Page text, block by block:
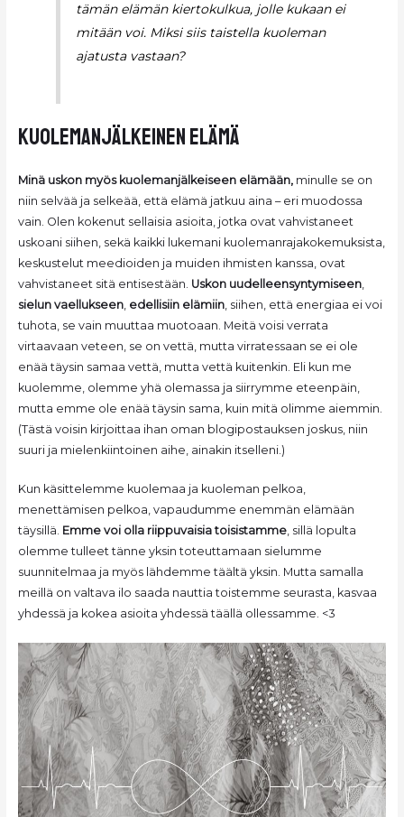
tämän elämän kiertokulkua, jolle kukaan ei
mitään voi. Miksi siis taistella kuoleman
ajatusta vastaan?
kuolemanjälkeinen elämä
Minä uskon myös kuolemanjälkeiseen elämään,minulle se on
niin selvää ja selkeää, että elämä jatkuu aina – eri muodossa
vain. Olen kokenut sellaisia asioita, jotka ovat vahvistaneet
uskoani siihen, sekä kaikki lukemani kuolemanrajakokemuksista,
keskustelut meedioiden ja muiden ihmisten kanssa, ovat
vahvistaneet sitä entisestään. Uskon uudelleensyntymiseen,
sielun vaellukseen, edellisiin elämiin, siihen, että energiaa ei voi
tuhota, se vain muuttaa muotoaan. Meitä voisi verrata
virtaavaan veteen, se on vettä, mutta virratessaan se ei ole
enää täysin samaa vettä, mutta vettä kuitenkin. Eli kun me
kuolemme, olemme yhä olemassa ja siirrymme eteenpäin,
mutta emme ole enää täysin sama, kuin mitä olimme aiemmin.
(Tästä voisin kirjoittaa ihan oman blogipostauksen joskus, niin
suuri ja mielenkiintoinen aihe, ainakin itselleni.)
Kun käsittelemme kuolemaa ja kuoleman pelkoa,
menettämisen pelkoa, vapaudumme enemmän elämään
täysillä. Emme voi olla riippuvaisia toisistamme, sillä lopulta
olemme tulleet tänne yksin toteuttamaan sielumme
suunnitelmaa ja myös lähdemme täältä yksin. Mutta samalla
meillä on valtava ilo saada nauttia toistemme seurasta, kasvaa
yhdessä ja kokea asioita yhdessä täällä ollessamme. <3